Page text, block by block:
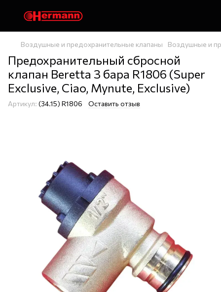
Воздушные и предохранительные клапаны Воздушные и
Предохранительный сбросной
клапан Beretta 3 бара R1806 (Super
Exclusive, Ciao, Mynute, Exclusive)
Артикул: (34.15) R1806 Оставить отзыв